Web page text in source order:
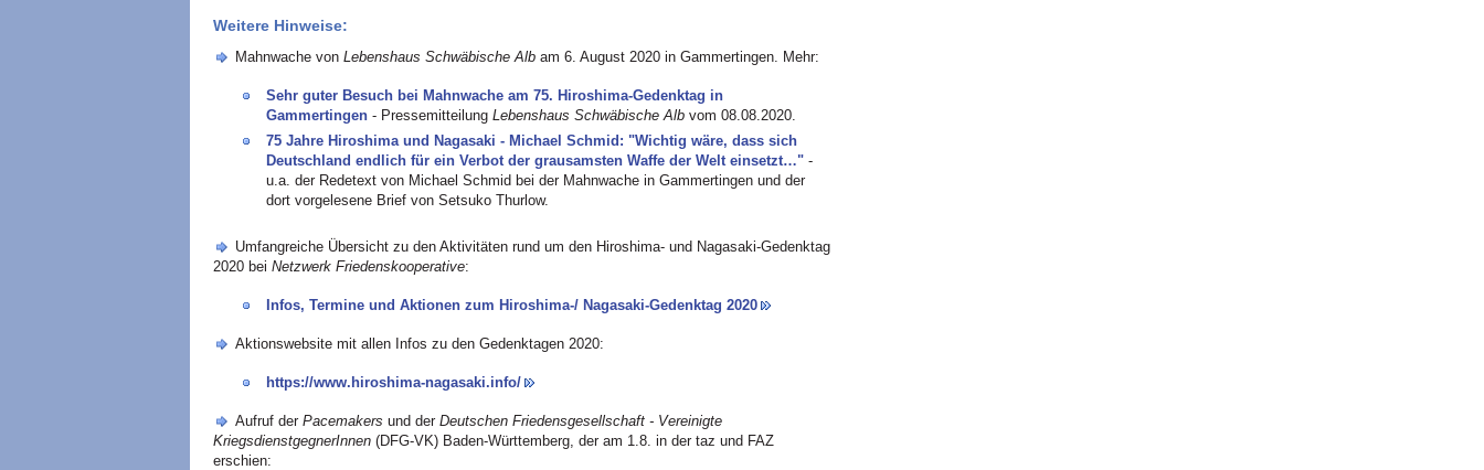
Weitere Hinweise:
Mahnwache von Lebenshaus Schwäbische Alb am 6. August 2020 in Gammertingen. Mehr:
Sehr guter Besuch bei Mahnwache am 75. Hiroshima-Gedenktag in
Gammertingen - Pressemitteilung Lebenshaus Schwäbische Alb vom 08.08.2020.
75 Jahre Hiroshima und Nagasaki - Michael Schmid: "Wichtig wäre, dass sich
Deutschland endlich für ein Verbot der grausamsten Waffe der Welt einsetzt…" -
u.a. der Redetext von Michael Schmid bei der Mahnwache in Gammertingen und der
dort vorgelesene Brief von Setsuko Thurlow.
Umfangreiche Übersicht zu den Aktivitäten rund um den Hiroshima- und Nagasaki-Gedenktag
2020 bei Netzwerk Friedenskooperative:
Infos, Termine und Aktionen zum Hiroshima-/ Nagasaki-Gedenktag 2020
Aktionswebsite mit allen Infos zu den Gedenktagen 2020:
https://www.hiroshima-nagasaki.info/
Aufruf der Pacemakers und der Deutschen Friedensgesellschaft - Vereinigte
KriegsdienstgegnerInnen (DFG-VK) Baden-Württemberg, der am 1.8. in der taz und FAZ
erschien: